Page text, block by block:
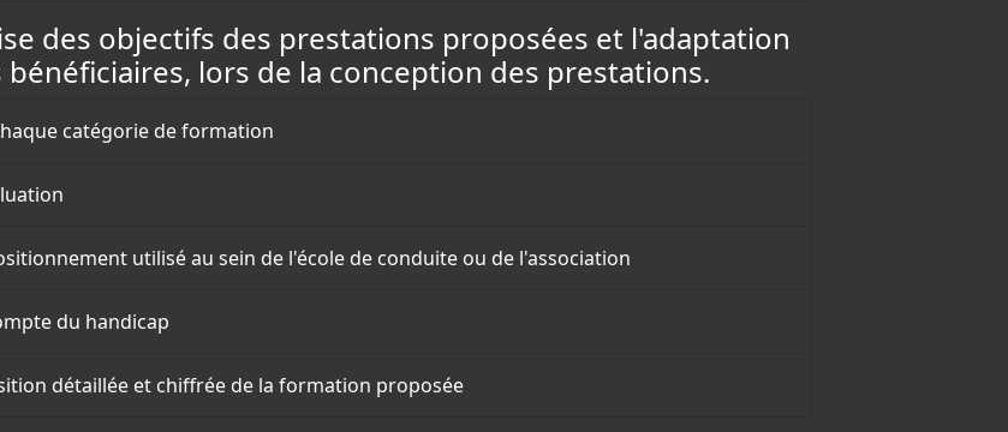
des objectifs des prestations proposées et l'adaptation
lors de la conception des prestations.
catégorie de formation
utilisé au sein de l'école de conduite ou de l'association
du handicap
détaillée et chiffrée de la formation proposée